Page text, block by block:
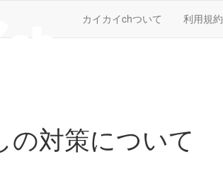
カイカイchついて 利用規約
の対策について